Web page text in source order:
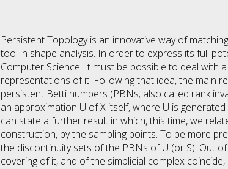
Persistent Topology is an innovative way of
tool in shape analysis. In order to express its full
Computer Science: It must be possible to deal with
representations of it. Following that idea, the main
persistent Betti numbers (PBNs; also called rank
an approximation U of X itself, where U is
can state a further result in which, this time, we
construction, by the sampling points. To be more
the discontinuity sets of the PBNs of U (or S). Out
covering of it, and of the simplicial complex coincide,